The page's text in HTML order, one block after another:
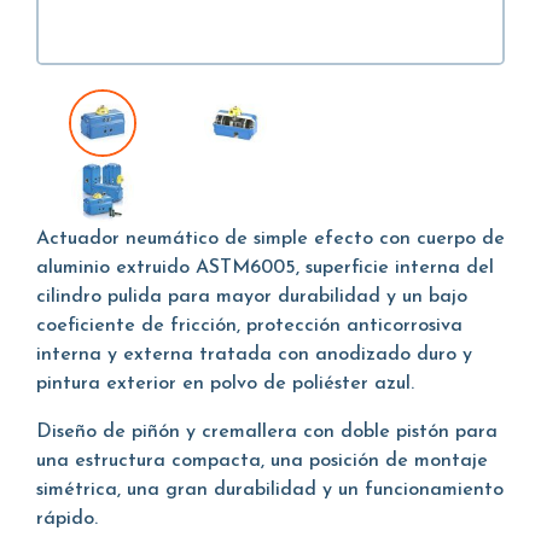
Actuador neumático de simple efecto con cuerpo de
aluminio extruido ASTM6005, superficie interna del
cilindro pulida para mayor durabilidad y un bajo
coeficiente de fricción, protección anticorrosiva
interna y externa tratada con anodizado duro y
pintura exterior en polvo de poliéster azul.
Diseño de piñón y cremallera con doble pistón para
una estructura compacta, una posición de montaje
simétrica, una gran durabilidad y un funcionamiento
rápido.